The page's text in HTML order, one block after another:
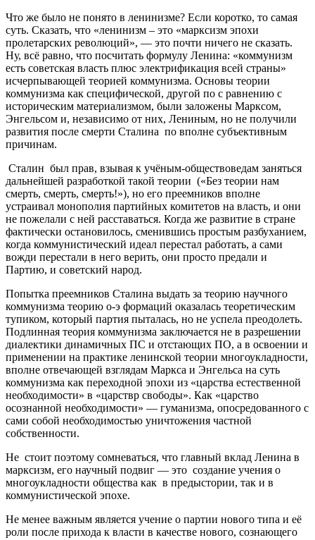
Что же было не понято в ленинизме? Если коротко, то самая
суть. Сказать, что «ленинизм – это «марксизм эпохи
пролетарских революций», — это почти ничего не сказать.
Ну, всё равно, что посчитать формулу Ленина: «коммунизм
есть советская власть плюс электрификация всей страны»
исчерпывающей теорией коммунизма. Основы теории
коммунизма как специфической, другой по с равнению с
историческим материализмом, были заложены Марксом,
Энгельсом и, независимо от них, Лениным, но не получили
развития после смерти Сталина по вполне субъективным
причинам.
Сталин был прав, взывая к учёным-обществоведам заняться
дальнейшей разработкой такой теории («Без теории нам
смерть, смерть, смерть!»), но его преемников вполне
устраивал монополия партийных комитетов на власть, и они
не пожелали с ней расставаться. Когда же развитие в стране
фактически остановилось, сменившись простым разбуханием,
когда коммунистический идеал перестал работать, а сами
вожди перестали в него верить, они просто предали и
Партию, и советский народ.
Попытка преемников Сталина выдать за теорию научного
коммунизма теорию о-э формаций оказалась теоретическим
тупиком, который партия пыталась, но не успела преодолеть.
Подлинная теория коммунизма заключается не в разрешении
диалектики динамичных ПС и отстающих ПО, а в освоении и
применении на практике ленинской теории многоукладности,
вполне отвечающей взглядам Маркса и Энгельса на суть
коммунизма как переходной эпохи из «царства естественной
необходимости» в «царствр свободы». Как «царство
осознанной необходимости» — гуманизма, опосредованного с
сами собой необходимостью уничтожения частной
собственности.
Не стоит поэтому сомневаться, что главный вклад Ленина в
марксизм, его научный подвиг — это создание учения о
многоукладности общества как в предыстории, так и в
коммунистической эпохе.
Не менее важным является учение о партии нового типа и её
роли после прихода к власти в качестве нового, сознающего